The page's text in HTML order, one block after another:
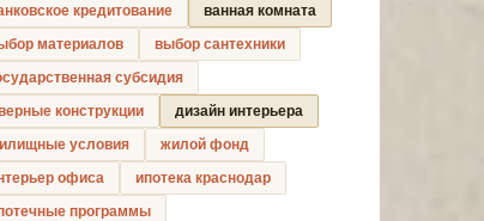
кредитование
ванная комната
материалов
выбор сантехники
субсидия
конструкции
дизайн интерьера
условия
жилой фонд
офиса
ипотека краснодар
программы